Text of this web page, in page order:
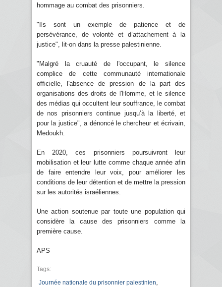
hommage au combat des prisonniers.
"Ils sont un exemple de patience et de
persévérance, de volonté et d’attachement à la
justice", lit-on dans la presse palestinienne.
"Malgré la cruauté de l'occupant, le silence
complice de cette communauté internationale
officielle, l'absence de pression de la part des
organisations des droits de l'Homme, et le silence
des médias qui occultent leur souffrance, le combat
de nos prisonniers continue jusqu’à la liberté, et
pour la justice", a dénoncé le chercheur et écrivain,
Medoukh.
En 2020, ces prisonniers poursuivront leur
mobilisation et leur lutte comme chaque année afin
de faire entendre leur voix, pour améliorer les
conditions de leur détention et de mettre la pression
sur les autorités israéliennes.
Une action soutenue par toute une population qui
considère la cause des prisonniers comme la
première cause.
APS
Tags:
Journée nationale du prisonnier palestinien